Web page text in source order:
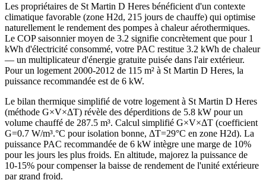
Les propriétaires de St Martin D Heres bénéficient d'un contexte
climatique favorable (zone H2d, 215 jours de chauffe) qui optimise
naturellement le rendement des pompes à chaleur aérothermiques.
Le COP saisonnier moyen de 3.2 signifie concrètement que pour 1
kWh d'électricité consommé, votre PAC restitue 3.2 kWh de chaleur
— un multiplicateur d'énergie gratuite puisée dans l'air extérieur.
Pour un logement 2000-2012 de 115 m² à St Martin D Heres, la
puissance recommandée est de 6 kW.
Le bilan thermique simplifié de votre logement à St Martin D Heres
(méthode G×V×ΔT) révèle des déperditions de 5.8 kW pour un
volume chauffé de 287.5 m³. Calcul simplifié G×V×ΔT (coefficient
G=0.7 W/m³.°C pour isolation bonne, ΔT=29°C en zone H2d). La
puissance PAC recommandée de 6 kW intègre une marge de 10%
pour les jours les plus froids. En altitude, majorez la puissance de
10-15% pour compenser la baisse de rendement de l'unité extérieure
par grand froid.